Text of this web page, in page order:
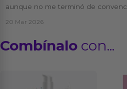
aunque no me terminó de
20 Mar 2026
Combínalo con...